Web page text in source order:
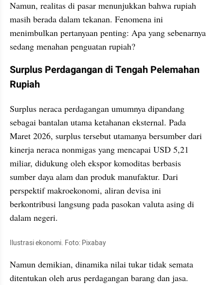
Namun, realitas di pasar menunjukkan bahwa rupiah
masih berada dalam tekanan. Fenomena ini
menimbulkan pertanyaan penting: Apa yang sebenarnya
sedang menahan penguatan rupiah?
Surplus Perdagangan di Tengah Pelemahan
Rupiah
Surplus neraca perdagangan umumnya dipandang
sebagai bantalan utama ketahanan eksternal. Pada
Maret 2026, surplus tersebut utamanya bersumber dari
kinerja neraca nonmigas yang mencapai USD 5,21
miliar, didukung oleh ekspor komoditas berbasis
sumber daya alam dan produk manufaktur. Dari
perspektif makroekonomi, aliran devisa ini
berkontribusi langsung pada pasokan valuta asing di
dalam negeri.
Ilustrasi ekonomi. Foto: Pixabay
Namun demikian, dinamika nilai tukar tidak semata
ditentukan oleh arus perdagangan barang dan jasa.